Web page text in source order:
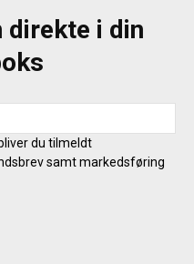
direkte i din
du tilmeldt
samt markedsføring